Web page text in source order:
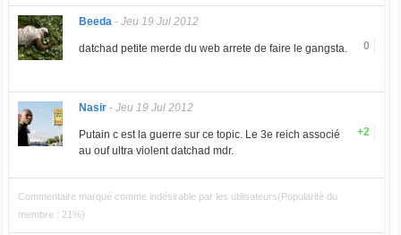
Beeda- Jeu 19 Jul 2012
0
datchad petite merde du web arrete de faire le gangsta.
Nasir- Jeu 19 Jul 2012
+2
Putain c est la guerre sur ce topic. Le 3e reich associé
au ouf ultra violent datchad mdr.
Commentaire marqué comme indésirable par les utilisateurs(Popularité du
membre : 21%)